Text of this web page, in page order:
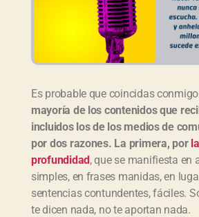
Es probable que coincidas
mayoría de los contenidos que
incluidos los de los medios de
por dos razones. La primera, por
profundidad, que se manifiesta en
simples, en frases manidas, en
sentencias contundentes, fáciles.
te dicen nada, no te aportan nada.